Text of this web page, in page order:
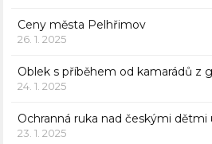
Ceny města Pelhřimov
26. 1. 2025
Oblek s příběhem od kamarádů z
24. 1. 2025
Ochranná ruka nad českými dětmi
23. 1. 2025